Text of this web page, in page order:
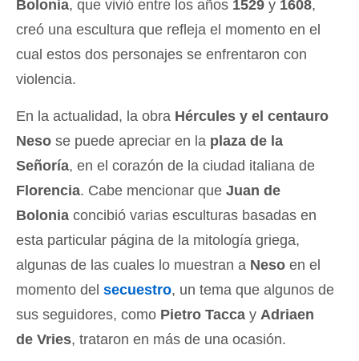
Bolonia, que vivió entre los años 1529 y 1608,
creó una escultura que refleja el momento en el
cual estos dos personajes se enfrentaron con
violencia.
En la actualidad, la obra Hércules y el centauro
Neso se puede apreciar en la plaza de la
Señoría, en el corazón de la ciudad italiana de
Florencia. Cabe mencionar que Juan de
Bolonia concibió varias esculturas basadas en
esta particular página de la mitología griega,
algunas de las cuales lo muestran a Neso en el
momento del secuestro, un tema que algunos de
sus seguidores, como Pietro Tacca y Adriaen
de Vries, trataron en más de una ocasión.